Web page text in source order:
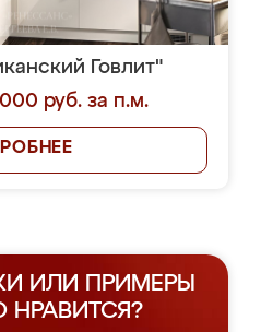
Говлит"
руб. за п.м.
ИЛИ ПРИМЕРЫ
НРАВИТСЯ?